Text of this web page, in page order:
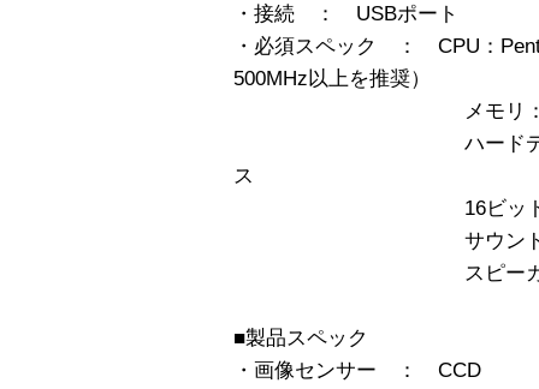
・接続 ： USBポート
・必須スペック ： CPU：
500MHz以上を推奨）
メモリ：
ハードディスク：
ス
16ビットカラー以
サウンド機
スピーカ
■製品スペック
・画像センサー ： CCD